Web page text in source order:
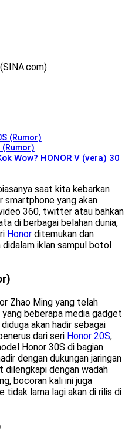
(Rumor)
(Rumor)
Wow? HONOR V (vera) 30
saat kita kebarkan
smartphone yang akan
360, twitter atau bahkan
di berbagai belahan dunia,
Honor ditemukan dan
iklan sampul botol
Zhao Ming yang telah
beberapa media gadget
akan hadir sebagai
dari seri Honor 20S,
Honor 30S di bagian
dengan dukungan jaringan
dilengkapi dengan wadah
bocoran kali ini juga
tidak lama lagi akan di rilis di